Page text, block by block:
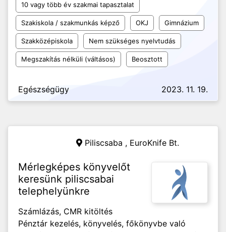
10 vagy több év szakmai tapasztalat
Szakiskola / szakmunkás képző OKJ Gimnázium
Szakközépiskola Nem szükséges nyelvtudás
Megszakítás nélküli (váltásos) Beosztott
Egészségügy 2023. 11. 19.
Piliscsaba , EuroKnife Bt.
Mérlegképes könyvelőt
keresünk piliscsabai
telephelyünkre
Számlázás, CMR kitöltés
Pénztár kezelés, könyvelés, főkönyvbe való